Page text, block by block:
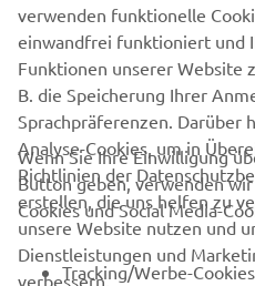
MEHR
UNTERNEHMEN
B2B
verwenden funktionelle
einwandfrei funktioniert und
Funktionen unserer Website
B. die Speicherung Ihrer
Sprachpräferenzen. Darüber
Analyse-Cookies, um in
Richtlinien der
erstellen, die uns helfen zu
unsere Website nutzen und
Dienstleistungen und
verbessern.
Wenn Sie Ihre Einwilligung
Button geben, verwenden
Cookies und Social Media-
Tracking/Werbe-